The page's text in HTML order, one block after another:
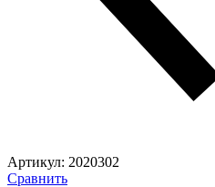
Артикул: 2020302
Сравнить